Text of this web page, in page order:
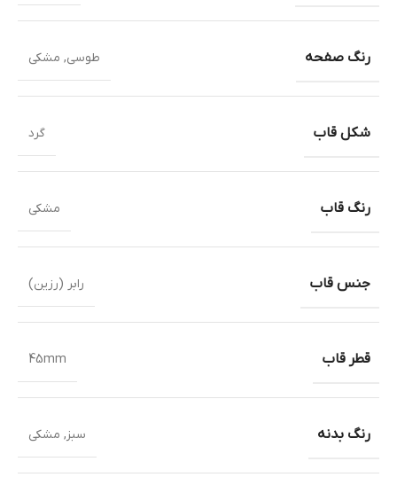
رنگ صفحه طوسی, مشکی
شکل قاب گرد
رنگ قاب مشکی
جنس قاب رابر (رزین)
قطر قاب 45mm
رنگ بدنه سبز, مشکی